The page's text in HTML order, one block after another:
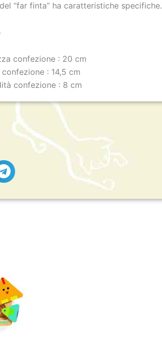
“far finta” ha caratteristiche specifiche.
confezione : 20 cm
: 14,5 cm
confezione : 8 cm